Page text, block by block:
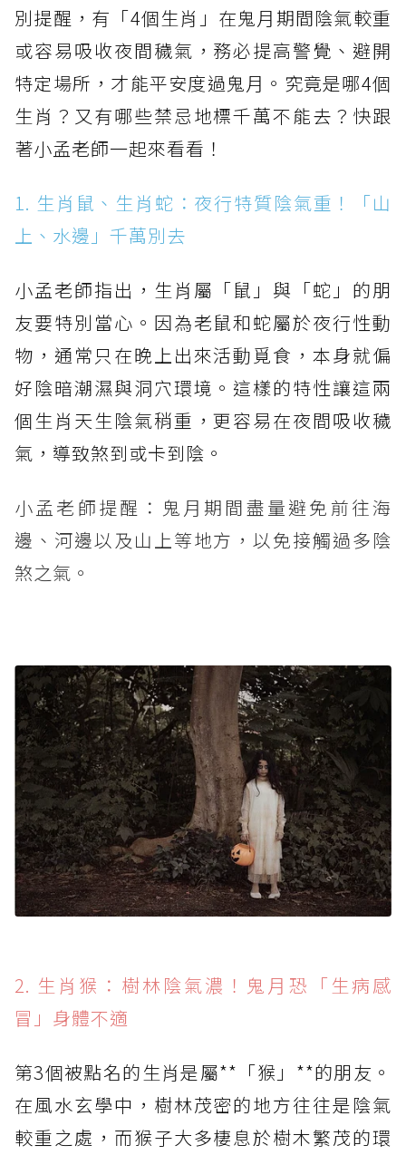
別提醒，有「4個生肖」在鬼月期間陰氣較重
或容易吸收夜間穢氣，務必提高警覺、避開
特定場所，才能平安度過鬼月。究竟是哪4個
生肖？又有哪些禁忌地標千萬不能去？快跟
著小孟老師一起來看看！
1. 生肖鼠、生肖蛇：夜行特質陰氣重！「山
上、水邊」千萬別去
小孟老師指出，生肖屬「鼠」與「蛇」的朋
友要特別當心。因為老鼠和蛇屬於夜行性動
物，通常只在晚上出來活動覓食，本身就偏
好陰暗潮濕與洞穴環境。這樣的特性讓這兩
個生肖天生陰氣稍重，更容易在夜間吸收穢
氣，導致煞到或卡到陰。
小孟老師提醒：鬼月期間盡量避免前往海
邊、河邊以及山上等地方，以免接觸過多陰
煞之氣。
2. 生肖猴：樹林陰氣濃！鬼月恐「生病感
冒」身體不適
第3個被點名的生肖是屬**「猴」**的朋友。
在風水玄學中，樹林茂密的地方往往是陰氣
較重之處，而猴子大多棲息於樹木繁茂的環